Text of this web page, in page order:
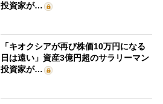
投資家が…
「キオクシアが再び株価10万円になる
日は遠い」資産3億円超のサラリーマン
投資家が…